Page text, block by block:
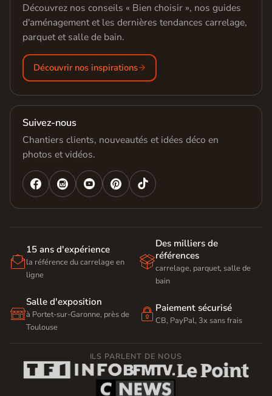
Découvrez nos conseils « Bien choisir », nos guides
d'aménagement et les dernières tendances carrelage,
parquet et salle de bain.
Découvrir nos inspirations
Suivez-nous
Chantiers clients, nouveautés et idées déco en
photos et vidéos.
   

15 ans d'expérience
la référence du carrelage en
ligne

Des milliers de
références
carrelage, parquet, salle de
bain

Salle d'exposition
à Portet-sur-Garonne, près de
Toulouse
 Paiement sécurisé
CB, PayPal, 3x sans frais
ILS PARLENT DE NOUS